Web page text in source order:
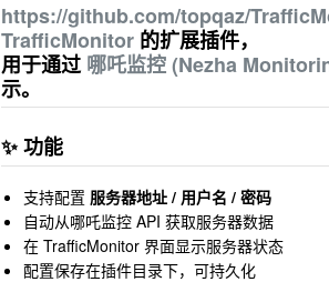
https://github.com/topqaz/
TrafficMonitor 的扩展插件，
用于通过哪吒监控 (Nezha
示。
✨ 功能
支持配置 服务器地址 / 用户名 / 密码
自动从哪吒监控 API 获取服务器数据
在 TrafficMonitor 界面显示服务器状态
配置保存在插件目录下，可持久化